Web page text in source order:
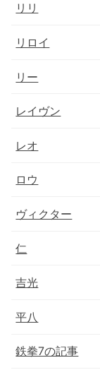
リリ
リロイ
リー
レイヴン
レオ
ロウ
ヴィクター
仁
吉光
平八
鉄拳7の記事